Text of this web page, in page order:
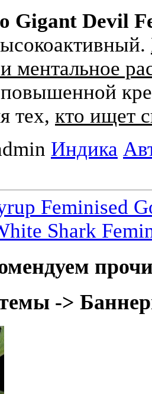
Gigant Devil
ментальное
тех, кто ищет
Индика
Feminised
Shark
->